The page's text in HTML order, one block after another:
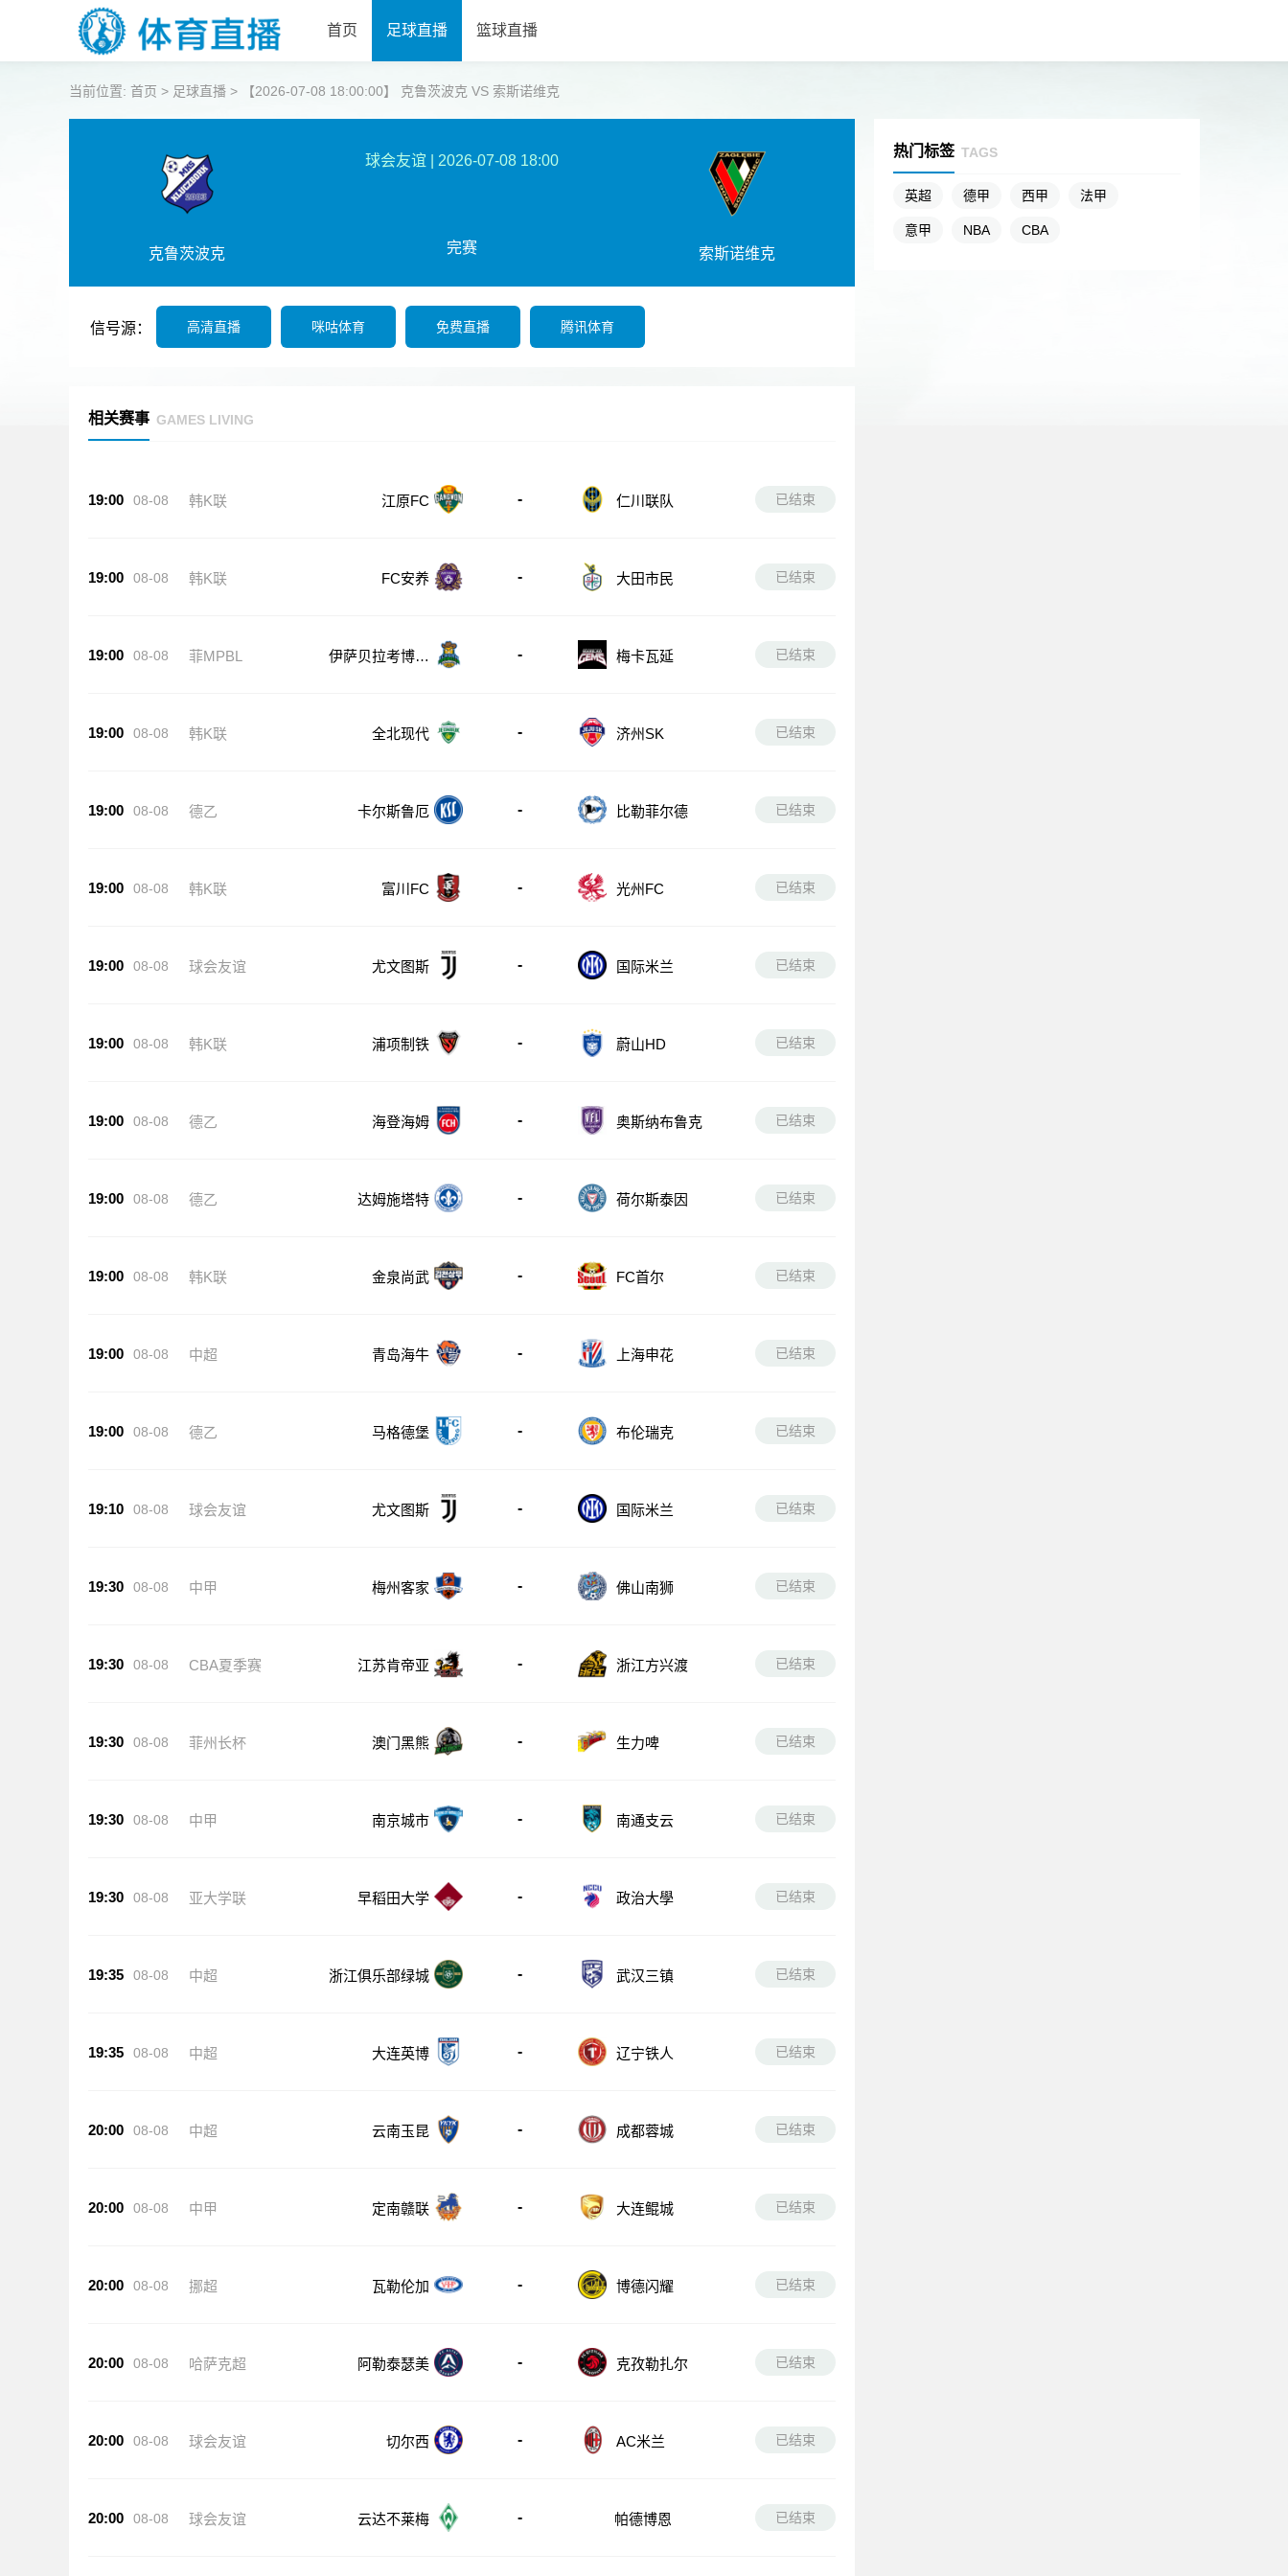
首页 足球直播 篮球直播
当前位置: 首页 > 足球直播 > 【2026-07-08 18:00:00】 克鲁茨波克 VS 索斯诺维克
克鲁茨波克
球会友谊 2026-07-08 18:00
完赛 索斯诺维克
信号源： 高清直播 咪咕体育 免费直播 腾讯体育
相关赛事 GAMES LIVING
19:00 08-08 韩K联 江原FC - 仁川联队 已结束
19:00 08-08 韩K联 FC安养 - 大田市民 已结束
19:00 08-08 菲MPBL
伊萨贝拉考博伊
- 梅卡瓦延 已结束
19:00 08-08 韩K联 全北现代 - 济州SK 已结束
19:00 08-08 德乙 卡尔斯鲁厄 - 比勒菲尔德 已结束
19:00 08-08 韩K联 富川FC - 光州FC 已结束
19:00 08-08 球会友谊 尤文图斯 - 国际米兰 已结束
19:00 08-08 韩K联 浦项制铁 - 蔚山HD 已结束
19:00 08-08 德乙 海登海姆 - 奥斯纳布鲁克 已结束
19:00 08-08 德乙 达姆施塔特 - 荷尔斯泰因 已结束
19:00 08-08 韩K联 金泉尚武 - FC首尔 已结束
19:00 08-08 中超 青岛海牛 - 上海申花 已结束
19:00 08-08 德乙 马格德堡 - 布伦瑞克 已结束
19:10 08-08 球会友谊 尤文图斯 - 国际米兰 已结束
19:30 08-08 中甲 梅州客家 - 佛山南狮 已结束
19:30 08-08 CBA夏季赛 江苏肯帝亚 - 浙江方兴渡 已结束
19:30 08-08 菲州长杯 澳门黑熊 - 生力啤 已结束
19:30 08-08 中甲 南京城市 - 南通支云 已结束
19:30 08-08 亚大学联 早稻田大学 - 政治大學 已结束
19:35 08-08 中超 浙江俱乐部绿城 - 武汉三镇 已结束
19:35 08-08 中超 大连英博 - 辽宁铁人 已结束
20:00 08-08 中超 云南玉昆 - 成都蓉城 已结束
20:00 08-08 中甲 定南赣联 - 大连鲲城 已结束
20:00 08-08 挪超 瓦勒伦加 - 博德闪耀 已结束
20:00 08-08 哈萨克超 阿勒泰瑟美 - 克孜勒扎尔 已结束
20:00 08-08 球会友谊 切尔西 - AC米兰 已结束
20:00 08-08 球会友谊 云达不莱梅 - 帕德博恩 已结束
热门标签 TAGS
英超 德甲 西甲 法甲
意甲 NBA CBA